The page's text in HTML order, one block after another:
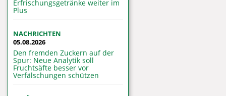
Erfrischungsgetränke weiter im
Plus
NACHRICHTEN
05.08.2026
Den fremden Zuckern auf der
Spur: Neue Analytik soll
Fruchtsäfte besser vor
Verfälschungen schützen